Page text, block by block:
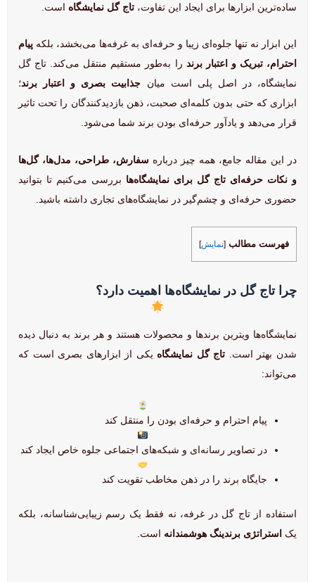
ساده‌ترین ابزارها برای ایجاد این تفاوت، تاج گل نمایشگاه است.
این ابزار نه تنها جلوه‌ای زیبا و حرفه‌ای به غرفه‌ها می‌بخشد، بلکه پیام
احترام، تبریک و اعتبار برند را به‌طور مستقیم منتقل می‌کند. تاج گل
نمایشگاه، در اصل پلی است میان جذابیت بصری و اعتبار برند؛
ابزاری که حتی بدون کلمه‌ای صحبت، ذهن بازدیدکنندگان را تحت تاثیر
قرار می‌دهد و یادآور حرفه‌ای بودن برند شما می‌شود.
در این مقاله جامع، همه چیز درباره سفارش، طراحی، مدل‌ها، گل‌ها
و نکات حرفه‌ای تاج گل برای نمایشگاه‌ها بررسی می‌کنیم تا بتوانید
حضوری حرفه‌ای و چشم‌گیر در نمایشگاه‌های تجاری داشته باشید.
فهرست مطالب [نمایش]
چرا تاج گل در نمایشگاه‌ها اهمیت دارد؟
نمایشگاه‌ها ویترین برندها و محصولات هستند و هر برند به دنبال دیده
شدن بهتر است. تاج گل نمایشگاه یکی از ابزارهای بصری است که
می‌تواند:
پیام احترام و حرفه‌ای بودن را منتقل کند
در تصاویر رسانه‌ای و شبکه‌های اجتماعی جلوه خاص ایجاد کند
جایگاه برند را در ذهن مخاطب تقویت کند
استفاده از تاج گل در غرفه، نه فقط یک رسم زیبایی‌شناسانه، بلکه
یک استراتژی برندینگ هوشمندانه است.